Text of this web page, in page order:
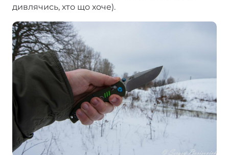
дивлячись, хто що хоче).